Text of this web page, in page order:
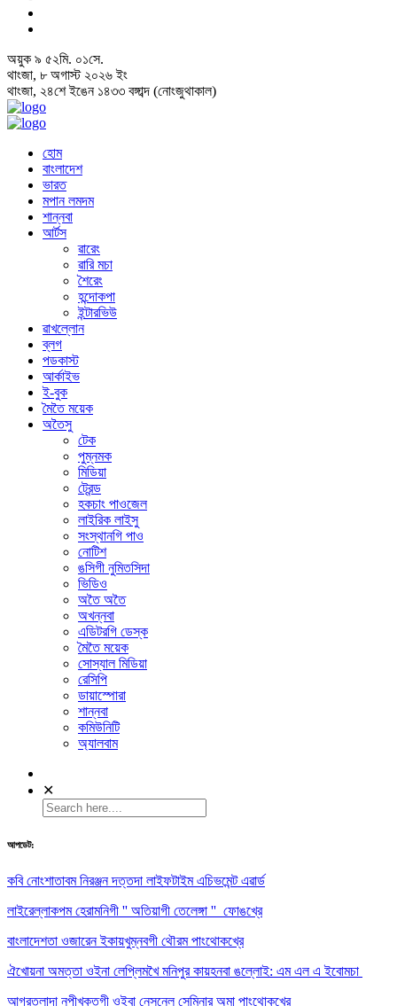
অয়ুক ৯ ৫২মি. ০১সে.
থাংজা, ৮ অগাস্ট ২০২৬ ইং
থাংজা, ২৪শে ইঙেন ১৪৩৩ বঙ্গাব্দ (নোংজুথাকাল)
হোম
বাংলাদেশ
ভারত
মপান লমদম
শান্নবা
আর্টস
ৱারেং
ৱারি মচা
শৈরেং
হন্দোকপা
ইন্টারভিউ
ৱাখল্লোন
ব্লগ
পডকাস্ট
আর্কাইভ
ই-বুক
মৈতৈ ময়েক
অতৈসু
টেক
পুম্নমক
মিডিয়া
ট্রেন্ড
হকচাং পাওজেল
লাইরিক লাইসু
সংস্থানগি পাও
নোটিশ
ঙসিগী নুমিতসিদা
ভিডিও
অতৈ অতৈ
অখন্নবা
এডিটরগি ডেস্ক
মৈতৈ ময়েক
সোস্যাল মিডিয়া
রেসিপি
ডায়াস্পোরা
শান্নবা
কমিউনিটি
অ্যালবাম
✕
আপডেট:
কবি নোংশাতাবম নিরঞ্জন দত্তদা লাইফটাইম এচিভমেন্ট এৱার্ড
লাইরেল্লাকপম হেরামনিগী '' অতিয়াগী তেলেঙ্গা '' ফোঙখ্রে
বাংলাদেশতা ওজারেন ইকায়খুম্নবগী থৌরম পাংথোকখ্রে
ঐখোয়না অমত্তা ওইনা লেপ্লিমখৈ মনিপুর কায়হনবা ঙল্লোই: এম এল এ ইবোমচা
আগরতলাদা নুপীখক্তগী ওইবা নেসনেল সেমিনার অমা পাংথোকখ্রে